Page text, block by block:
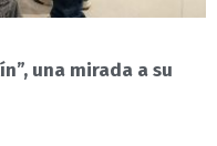
una mirada a su